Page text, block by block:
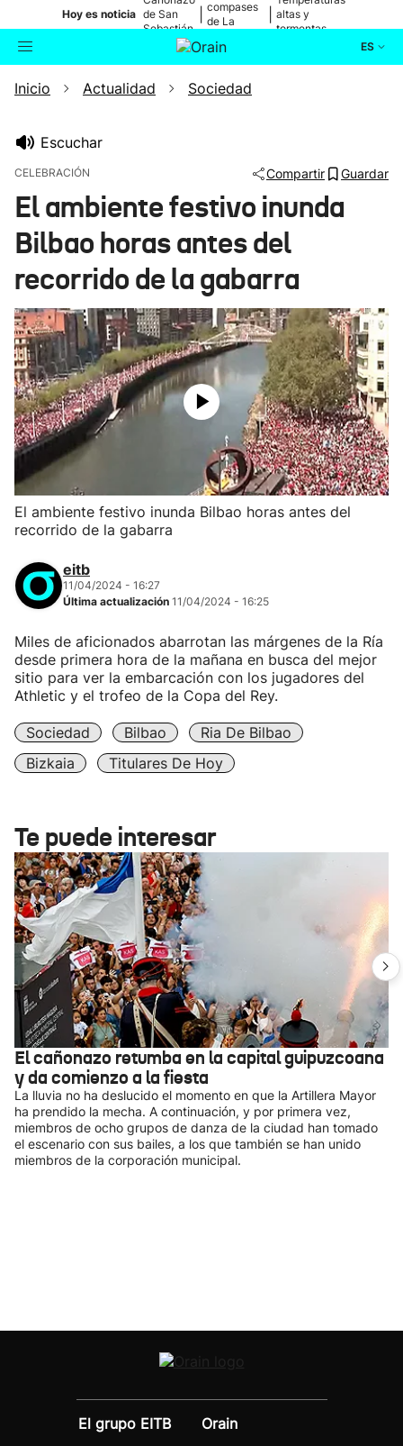
Hoy es noticia de San
Sebastián
compases
de La
altas y
tormentas
ES
Buscador Actualidad
Ikusmiran
Eguraldia
Inicio Actualidad Sociedad
Escuchar
CELEBRACIÓN Compartir Guardar
El ambiente festivo inunda
Bilbao horas antes del
recorrido de la gabarra
El ambiente festivo inunda Bilbao horas antes del
recorrido de la gabarra
eitb
11/04/2024 - 16:27
Última actualización 11/04/2024 - 16:25
Miles de aficionados abarrotan las márgenes de la Ría
desde primera hora de la mañana en busca del mejor
sitio para ver la embarcación con los jugadores del
Athletic y el trofeo de la Copa del Rey.
Sociedad Bilbao
Ria De Bilbao
Bizkaia
Titulares De Hoy
Te puede interesar
El cañonazo retumba en la capital guipuzcoana
y da comienzo a la fiesta
La lluvia no ha deslucido el momento en que la Artillera Mayor
ha prendido la mecha. A continuación, y por primera vez,
miembros de ocho grupos de danza de la ciudad han tomado
el escenario con sus bailes, a los que también se han unido
miembros de la corporación municipal.
El grupo EITB
Orain